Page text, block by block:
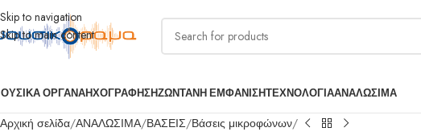
Skip to navigation
Skip to main content
ΟΡΓΑΝΑΗΧΟΓΡΑΦΗΣΗΖΩΝΤΑΝΗ ΕΜΦΑΝΙΣΗΤΕΧΝΟΛΟΓΙΑΑΝΑΛΩΣΙΜΑ
Αρχική σελίδα ΑΝΑΛΩΣΙΜΑ ΒΑΣΕΙΣ Βάσεις μικροφώνων